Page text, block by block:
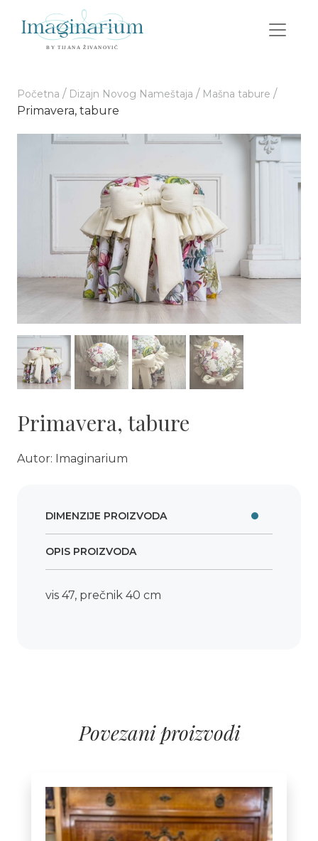
Početna / Dizajn Novog Nameštaja / Mašna tabure /
Primavera, tabure
Primavera, tabure
Autor: Imaginarium
DIMENZIJE PROIZVODA
OPIS PROIZVODA
vis 47, prečnik 40 cm
Povezani proizvodi